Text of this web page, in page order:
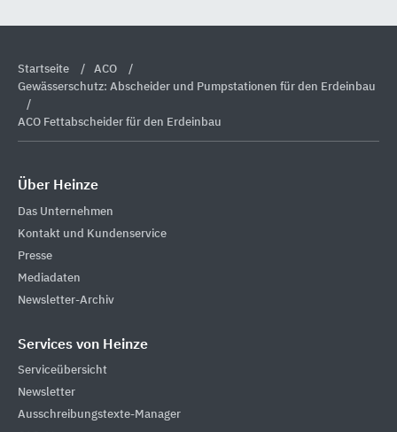
Startseite
ACO
Gewässerschutz: Abscheider und Pumpstationen für den Erdeinbau
ACO Fettabscheider für den Erdeinbau
Über Heinze
Das Unternehmen
Kontakt und Kundenservice
Presse
Mediadaten
Newsletter-Archiv
Services von Heinze
Serviceübersicht
Newsletter
Ausschreibungstexte-Manager